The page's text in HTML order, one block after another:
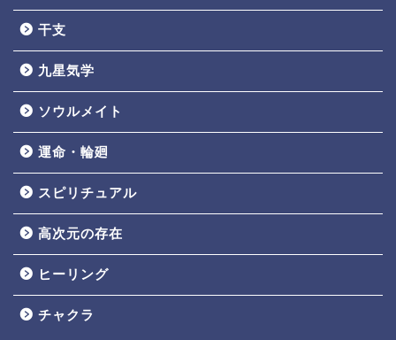
干支
九星気学
ソウルメイト
運命・輪廻
スピリチュアル
高次元の存在
ヒーリング
チャクラ